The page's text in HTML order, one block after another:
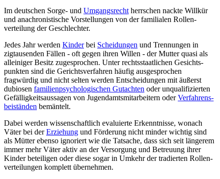
Im deutschen Sorge- und Umgangsrecht herrschen nackte Willkür
und anachronistische Vorstellungen von der familialen Rollen­
verteilung der Geschlechter.
Jedes Jahr werden Kinderbei Scheidungen und Trennungen in
zigtausenden Fällen - oft gegen ihren Willen - der Mutter quasi als
alleiniger Besitz zugesprochen. Unter rechts­staatlichen Gesichts­
punkten sind die Gerichts­verfahren häufig ausgesprochen
fragwürdig und nicht selten werden Entscheidungen mit äußerst
dubiosen familien­psychologischen Gutachten oder unqualifizierten
Gefälligkeits­aussagen von Jugendamts­mitarbeitern oderVerfahrens­
beiständen bemäntelt.
Dabei werden wissenschaftlich evaluierte Erkenntnisse, wonach
Väter bei derErziehung und Förderung nicht minder wichtig sind
als Mütter ebenso ignoriert wie die Tatsache, dass sich seit längerem
immer mehr Väter aktiv an der Versorgung und Betreuung ihrer
Kinder beteiligen oder diese sogar in Umkehr der tradierten Rollen­
verteilungen komplett übernehmen.